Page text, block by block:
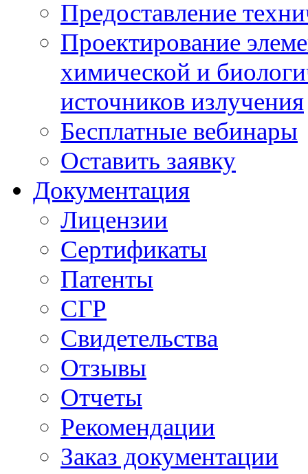
Предоставление
Проектирование
химической и
источников излучения
Бесплатные вебинары
Оставить заявку
Документация
Лицензии
Сертификаты
Патенты
СГР
Свидетельства
Отзывы
Отчеты
Рекомендации
Заказ документации